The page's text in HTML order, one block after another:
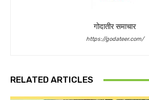
गोदातीर समाचार
https://godateer.com/
RELATED ARTICLES